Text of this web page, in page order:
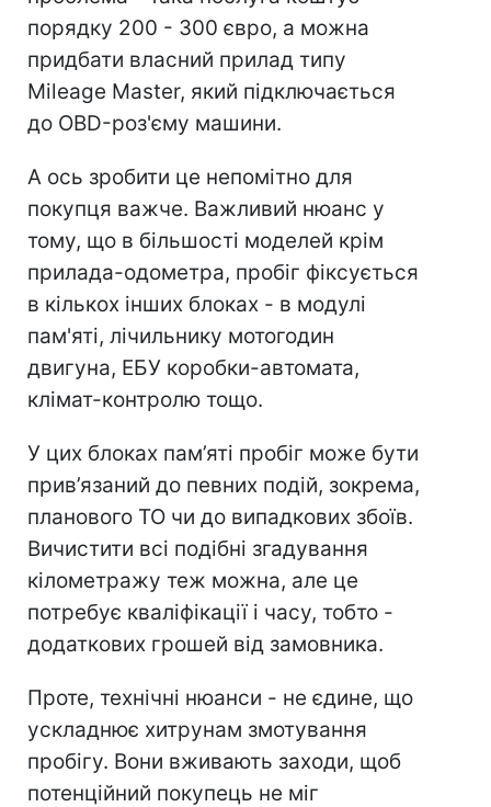
порядку 200 - 300 євро, а можна
придбати власний прилад типу
Mileage Master, який підключається
до OBD-роз'єму машини.
А ось зробити це непомітно для
покупця важче. Важливий нюанс у
тому, що в більшості моделей крім
прилада-одометра, пробіг фіксується
в кількох інших блоках - в модулі
пам'яті, лічильнику мотогодин
двигуна, ЕБУ коробки-автомата,
клімат-контролю тощо.
У цих блоках пам’яті пробіг може бути
прив’язаний до певних подій, зокрема,
планового ТО чи до випадкових збоїв.
Вичистити всі подібні згадування
кілометражу теж можна, але це
потребує кваліфікації і часу, тобто -
додаткових грошей від замовника.
Проте, технічні нюанси - не єдине, що
ускладнює хитрунам змотування
пробігу. Вони вживають заходи, щоб
потенційний покупець не міг